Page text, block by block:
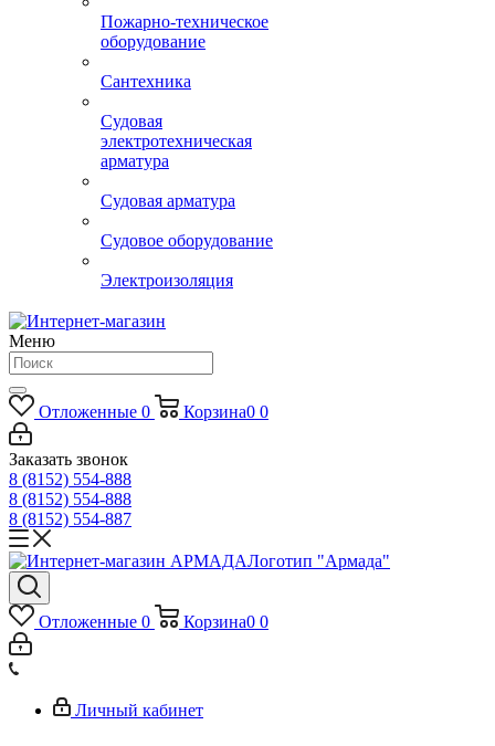
Пожарно-техническое
оборудование
Сантехника
Судовая
электротехническая
арматура
Судовая арматура
Судовое оборудование
Электроизоляция
Меню
Отложенные 0 Корзина0 0
Заказать звонок
8 (8152) 554-888
8 (8152) 554-888
8 (8152) 554-887
Логотип "Армада"
Отложенные 0 Корзина0 0
Личный кабинет